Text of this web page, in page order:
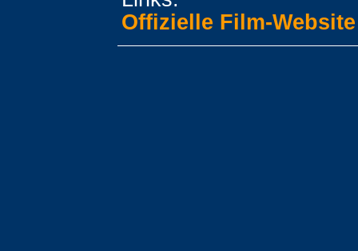
Offizielle Film-Website